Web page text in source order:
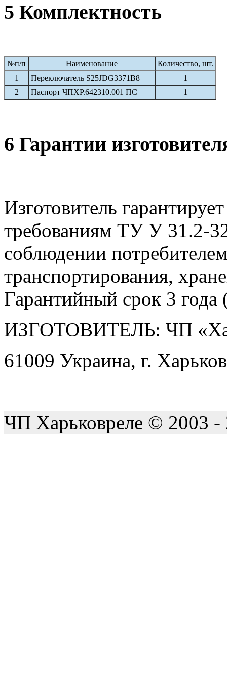
5 Комплектность
№п/п Наименование
Количество, шт.
1
Переключатель S25JDG3371B8
1
2
Паспорт ЧПХР.642310.001 ПС 1
6 Гарантии
Изготовитель
требованиям ТУ У 31.2-
соблюдении
транспортирования,
Гарантийный срок 3 года
ИЗГОТОВИТЕЛЬ: ЧП
61009 Украина, г.
ЧП Харьковреле © 2003 -